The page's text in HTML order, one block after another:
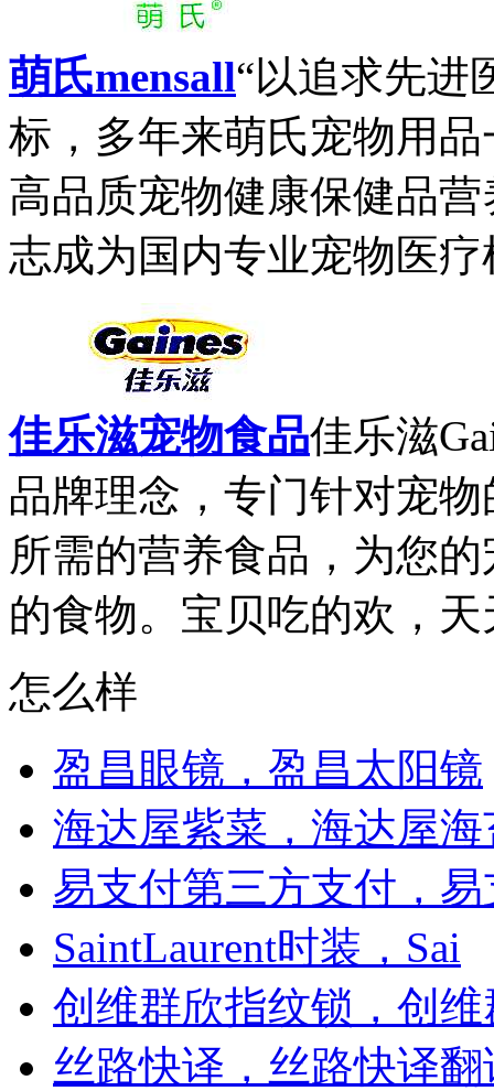
萌氏mensall“以追求先进
标，多年来萌氏宠物用
高品质宠物健康保健品
志成为国内专业宠物医
佳乐滋宠物食品佳乐滋
品牌理念，专门针对宠
所需的营养食品，为您
的食物。宝贝吃的欢，
怎么样
盈昌眼镜，盈昌太阳镜
海达屋紫菜，海达屋海
易支付第三方支付，易
SaintLaurent时装，Sai
创维群欣指纹锁，创
丝路快译，丝路快译翻